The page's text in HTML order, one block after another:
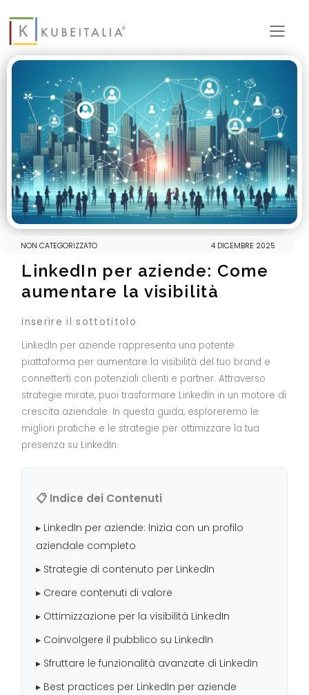
NON CATEGORIZZATO 4 DICEMBRE 2025
LinkedIn per aziende: Come
aumentare la visibilità
inserire il sottotitolo
LinkedIn per aziende rappresenta una potente
piattaforma per aumentare la visibilità del tuo brand e
connetterti con potenziali clienti e partner. Attraverso
strategie mirate, puoi trasformare LinkedIn in un motore di
crescita aziendale. In questa guida, esploreremo le
migliori pratiche e le strategie per ottimizzare la tua
presenza su LinkedIn.
📋 Indice dei Contenuti
▸ LinkedIn per aziende: Inizia con un profilo
aziendale completo
▸ Strategie di contenuto per LinkedIn
▸ Creare contenuti di valore
▸ Ottimizzazione per la visibilità LinkedIn
▸ Coinvolgere il pubblico su LinkedIn
▸ Sfruttare le funzionalità avanzate di LinkedIn
▸ Best practices per LinkedIn per aziende